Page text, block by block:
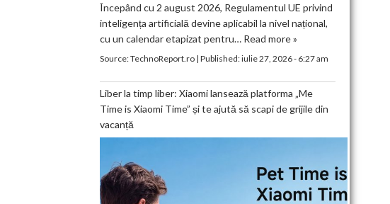
Începând cu 2 august 2026, Regulamentul UE privind
inteligența artificială devine aplicabil la nivel național,
cu un calendar etapizat pentru… Read more »
Source:TechnoReport.ro| Published:iulie 27, 2026 - 6:27 am
Liber la timp liber: Xiaomi lansează platforma „Me
Time is Xiaomi Time” și te ajută să scapi de grijile din
vacanță